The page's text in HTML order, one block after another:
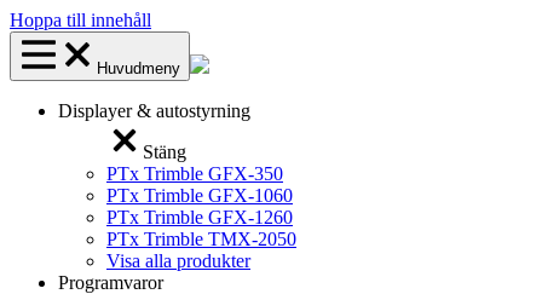
Hoppa till innehåll
Huvudmeny
Displayer & autostyrning
Stäng
PTx Trimble GFX-350
PTx Trimble GFX-1060
PTx Trimble GFX-1260
PTx Trimble TMX-2050
Visa alla produkter
Programvaror